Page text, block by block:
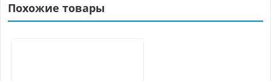
Похожие товары